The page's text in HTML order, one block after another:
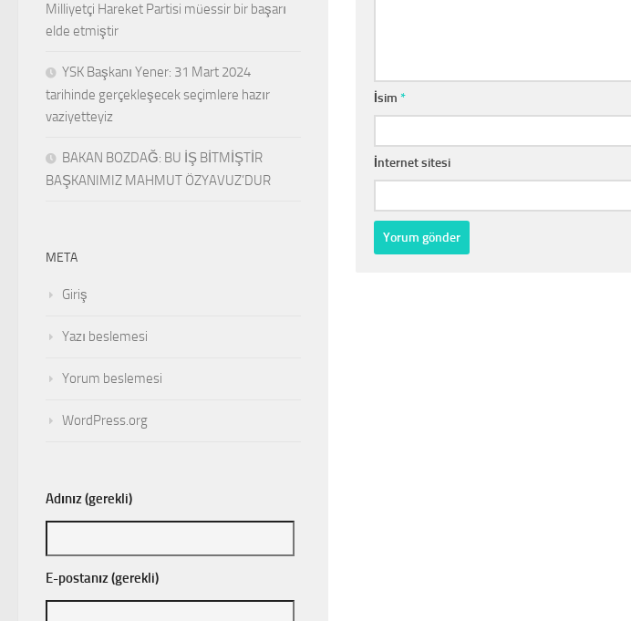
İsim *
İnternet sitesi
Milliyetçi Hareket Partisi müessir bir başarı
elde etmiştir
YSK Başkanı Yener: 31 Mart 2024
tarihinde gerçekleşecek seçimlere hazır
vaziyetteyiz
BAKAN BOZDAĞ: BU İŞ BİTMİŞTİR
BAŞKANIMIZ MAHMUT ÖZYAVUZ’DUR
META
Giriş
Yazı beslemesi
Yorum beslemesi
WordPress.org
Adınız (gerekli)
E-postanız (gerekli)